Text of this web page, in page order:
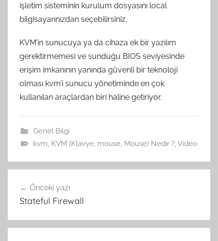
işletim sisteminin kurulum dosyasını local
bilgisayarınızdan seçebilirsiniz.
KVM’in sunucuya ya da cihaza ek bir yazılım
gerektirmemesi ve sunduğu BIOS seviyesinde
erişim imkanının yanında güvenli bir teknoloji
olması kvm’i sunucu yönetiminde en çok
kullanılan araçlardan biri haline getiriyor.
Genel Bilgi
kvm KVM (Klavye, mouse, Mouse) Nedir ?, Video
gezinmesi
Önceki yazı
Stateful Firewall